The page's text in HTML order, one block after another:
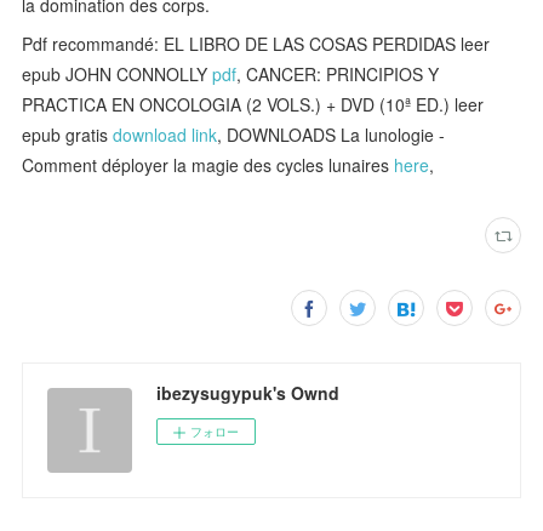
Pdf recommandé: EL LIBRO DE LAS COSAS PERDIDAS leer
epub JOHN CONNOLLYpdf, CANCER: PRINCIPIOS Y
PRACTICA EN ONCOLOGIA (2 VOLS.) + DVD (10ª ED.) leer
epub gratisdownload link, DOWNLOADS La lunologie -
Comment déployer la magie des cycles lunaires here,
ibezysugypuk's Ownd
フォロー